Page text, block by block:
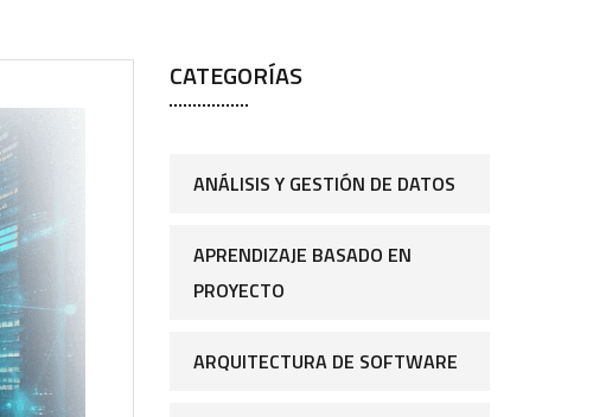
CATEGORÍAS
ANÁLISIS Y GESTIÓN DE DATOS
APRENDIZAJE BASADO EN
PROYECTO
ARQUITECTURA DE SOFTWARE